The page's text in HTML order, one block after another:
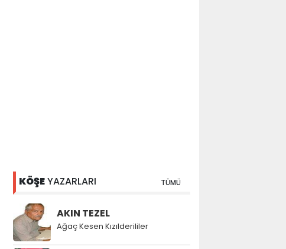
KÖŞEYAZARLARI TÜMÜ
AKIN TEZEL
Ağaç Kesen Kızılderililer